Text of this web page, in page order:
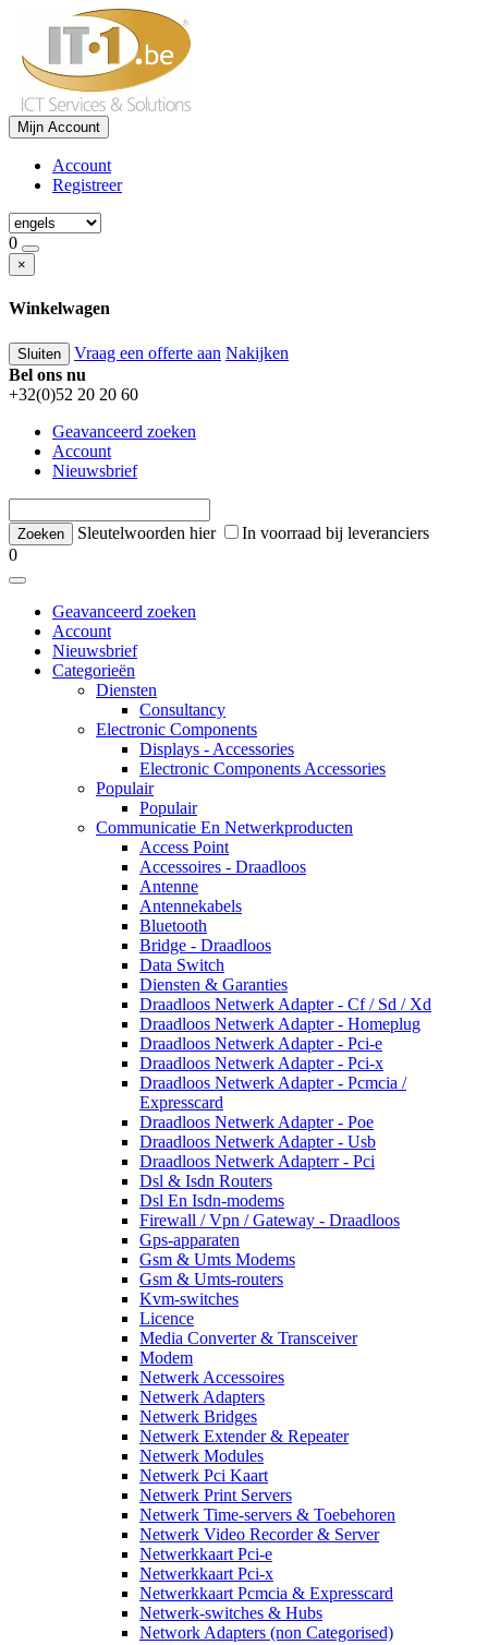
Mijn Account
Account
Registreer
0
×
Winkelwagen
Sluiten Vraag een offerte aan Nakijken
Bel ons nu
+32(0)52 20 20 60
Geavanceerd zoeken
Account
Nieuwsbrief
Sleutelwoorden hier
In voorraad bij leveranciers
0
Geavanceerd zoeken
Account
Nieuwsbrief
Categorieën
Diensten
Consultancy
Electronic Components
Displays - Accessories
Electronic Components Accessories
Populair
Populair
Communicatie En Netwerkproducten
Access Point
Accessoires - Draadloos
Antenne
Antennekabels
Bluetooth
Bridge - Draadloos
Data Switch
Diensten & Garanties
Draadloos Netwerk Adapter - Cf / Sd / Xd
Draadloos Netwerk Adapter - Homeplug
Draadloos Netwerk Adapter - Pci-e
Draadloos Netwerk Adapter - Pci-x
Draadloos Netwerk Adapter - Pcmcia /
Expresscard
Draadloos Netwerk Adapter - Poe
Draadloos Netwerk Adapter - Usb
Draadloos Netwerk Adapterr - Pci
Dsl & Isdn Routers
Dsl En Isdn-modems
Firewall / Vpn / Gateway - Draadloos
Gps-apparaten
Gsm & Umts Modems
Gsm & Umts-routers
Kvm-switches
Licence
Media Converter & Transceiver
Modem
Netwerk Accessoires
Netwerk Adapters
Netwerk Bridges
Netwerk Extender & Repeater
Netwerk Modules
Netwerk Pci Kaart
Netwerk Print Servers
Netwerk Time-servers & Toebehoren
Netwerk Video Recorder & Server
Netwerkkaart Pci-e
Netwerkkaart Pci-x
Netwerkkaart Pcmcia & Expresscard
Netwerk-switches & Hubs
Network Adapters (non Categorised)